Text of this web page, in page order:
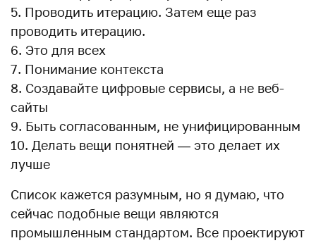
Проводить итерацию. Затем еще раз
проводить итерацию.
Это для всех
Понимание контекста
Создавайте цифровые сервисы, а не веб-
сайты
Быть согласованным, не унифицированным
Делать вещи понятней — это делает их
лучше
Список кажется разумным, но я думаю, что
сейчас подобные вещи являются
промышленным стандартом. Все проектируют